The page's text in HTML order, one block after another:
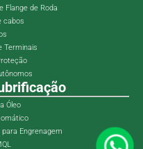
Flange de Roda
cabos
Terminais
Óleo
Engrenagem